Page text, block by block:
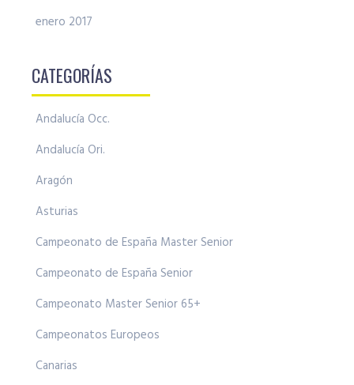
enero 2017
CATEGORÍAS
Andalucía Occ.
Andalucía Ori.
Aragón
Asturias
Campeonato de España Master Senior
Campeonato de España Senior
Campeonato Master Senior 65+
Campeonatos Europeos
Canarias